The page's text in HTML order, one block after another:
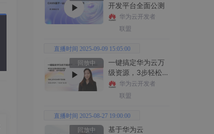
开发平台全面公测
华为云开发者
联盟
直播时间 2025-09-09 15:05:00
回放中
一键搞定华为云万
级资源，3步轻松管
理企业成本
华为云开发者
联盟
直播时间 2025-08-27 19:00:00
回放中
基于华为云